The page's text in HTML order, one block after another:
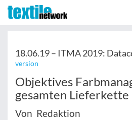
18.06.19 – ITMA 2019:
version
Objektives
gesamten Lieferkette
Von Redaktion